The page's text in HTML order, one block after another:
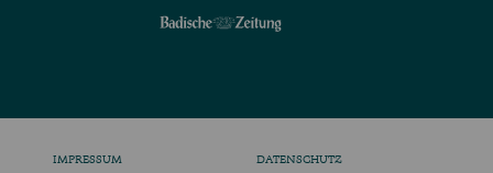
IMPRESSUM DATENSCHUTZ